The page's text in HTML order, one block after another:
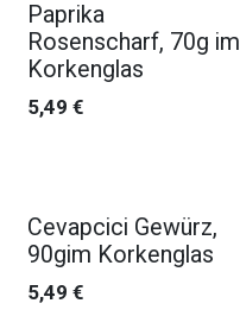
Paprika
Rosenscharf, 70g im
Korkenglas
5,49 €
Cevapcici Gewürz,
90gim Korkenglas
5,49 €